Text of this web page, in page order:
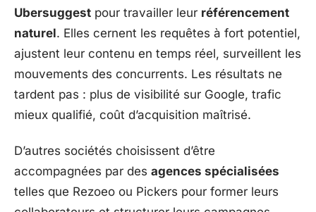
Ubersuggest pour travailler leur référencement
naturel. Elles cernent les requêtes à fort potentiel,
ajustent leur contenu en temps réel, surveillent les
mouvements des concurrents. Les résultats ne
tardent pas : plus de visibilité sur Google, trafic
mieux qualifié, coût d’acquisition maîtrisé.
D’autres sociétés choisissent d’être
accompagnées par des agences spécialisées
telles que Rezoeo ou Pickers pour former leurs